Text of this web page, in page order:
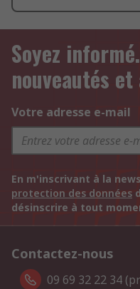
Soyez
nouveautés
Votre adresse e-mail
En m'inscrivant à la
protection des données
désinscrire à tout
Contactez-nous
09 69 32 22 34